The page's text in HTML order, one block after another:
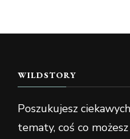
WILDSTORY
Poszukujesz
tematy, coś co